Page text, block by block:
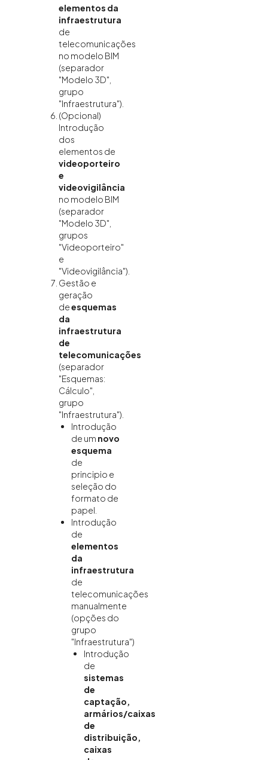
elementos da
infraestrutura
de
telecomunicações
no modelo BIM
(separador
"Modelo 3D",
grupo
"Infraestrutura").
(Opcional)
Introdução
dos
elementos de
videoporteiro
e
videovigilância
no modelo BIM
(separador
"Modelo 3D",
grupos
"Videoporteiro"
e
"Videovigilância").
Gestão e
geração
deesquemas
da
infraestrutura
de
telecomunicações
(separador
"Esquemas:
Cálculo",
grupo
"Infraestrutura").
Introdução
de um novo
esquema
de
principio e
seleção do
formato de
papel.
Introdução
de
elementos
da
infraestrutura
de
telecomunicações
manualmente
(opções do
grupo
"Infraestrutura")
Introdução
de
sistemas
de
captação,
armários/caixas
de
distribuição,
caixas